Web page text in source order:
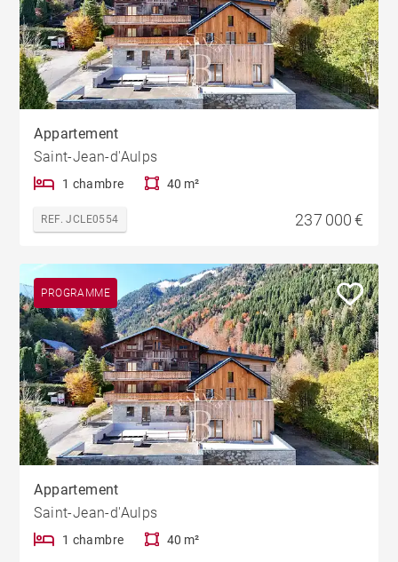
Appartement
Saint-Jean-d'Aulps
1 chambre 40 m²
REF. JCLE0554 237 000 €
PROGRAMME
Appartement
Saint-Jean-d'Aulps
1 chambre 40 m²